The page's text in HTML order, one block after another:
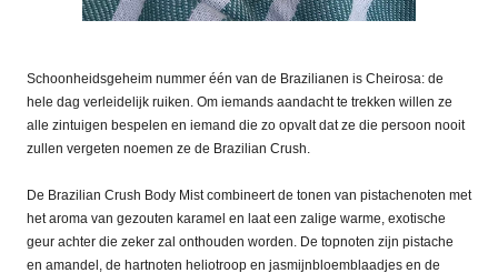
Schoonheidsgeheim nummer één van de Brazilianen is Cheirosa: de
hele dag verleidelijk ruiken. Om iemands aandacht te trekken willen ze
alle zintuigen bespelen en iemand die zo opvalt dat ze die persoon nooit
zullen vergeten noemen ze de Brazilian Crush.
De Brazilian Crush Body Mist combineert de tonen van pistachenoten met
het aroma van gezouten karamel en laat een zalige warme, exotische
geur achter die zeker zal onthouden worden. De topnoten zijn pistache
en amandel, de hartnoten heliotroop en jasmijnbloemblaadjes en de